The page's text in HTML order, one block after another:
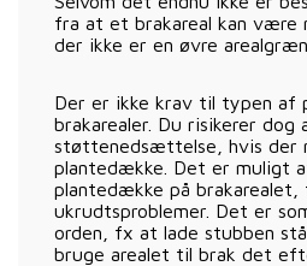
fra at et brakareal kan være
der ikke er en øvre
Der er ikke krav til typen af
brakarealer. Du risikerer dog
støttenedsættelse, hvis der
plantedække. Det er muligt
plantedække på brakarealet,
ukrudtsproblemer. Det er
orden, fx at lade stubben
bruge arealet til brak det